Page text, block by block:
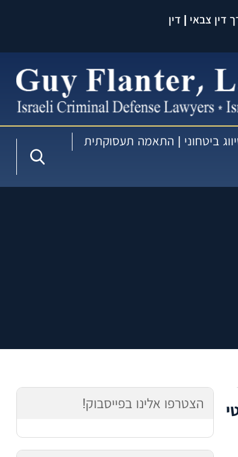
דין צבאי | דין
עברית:
ביטחוני | התאמה תעסוקתית
הצטרפו אלינו בפייסבוק!